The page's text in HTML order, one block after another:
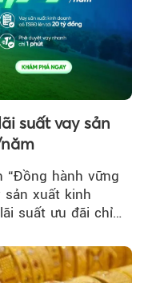
suất vay sản
“Đồng hành vững
sản xuất kinh
suất ưu đãi chỉ